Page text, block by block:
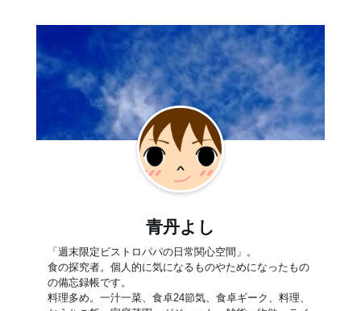
青丹よし
「週末限定ビストロパパの日常関心空間」。
食の探究者。個人的に気になるものやためになったもの
の備忘録帳です。
料理多め。一汁一菜、食卓24節気、食卓ギーク、料理、